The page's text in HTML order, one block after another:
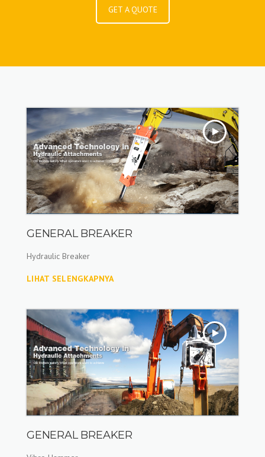
GET A QUOTE
GENERAL BREAKER
Hydraulic Breaker
LIHAT SELENGKAPNYA
GENERAL BREAKER